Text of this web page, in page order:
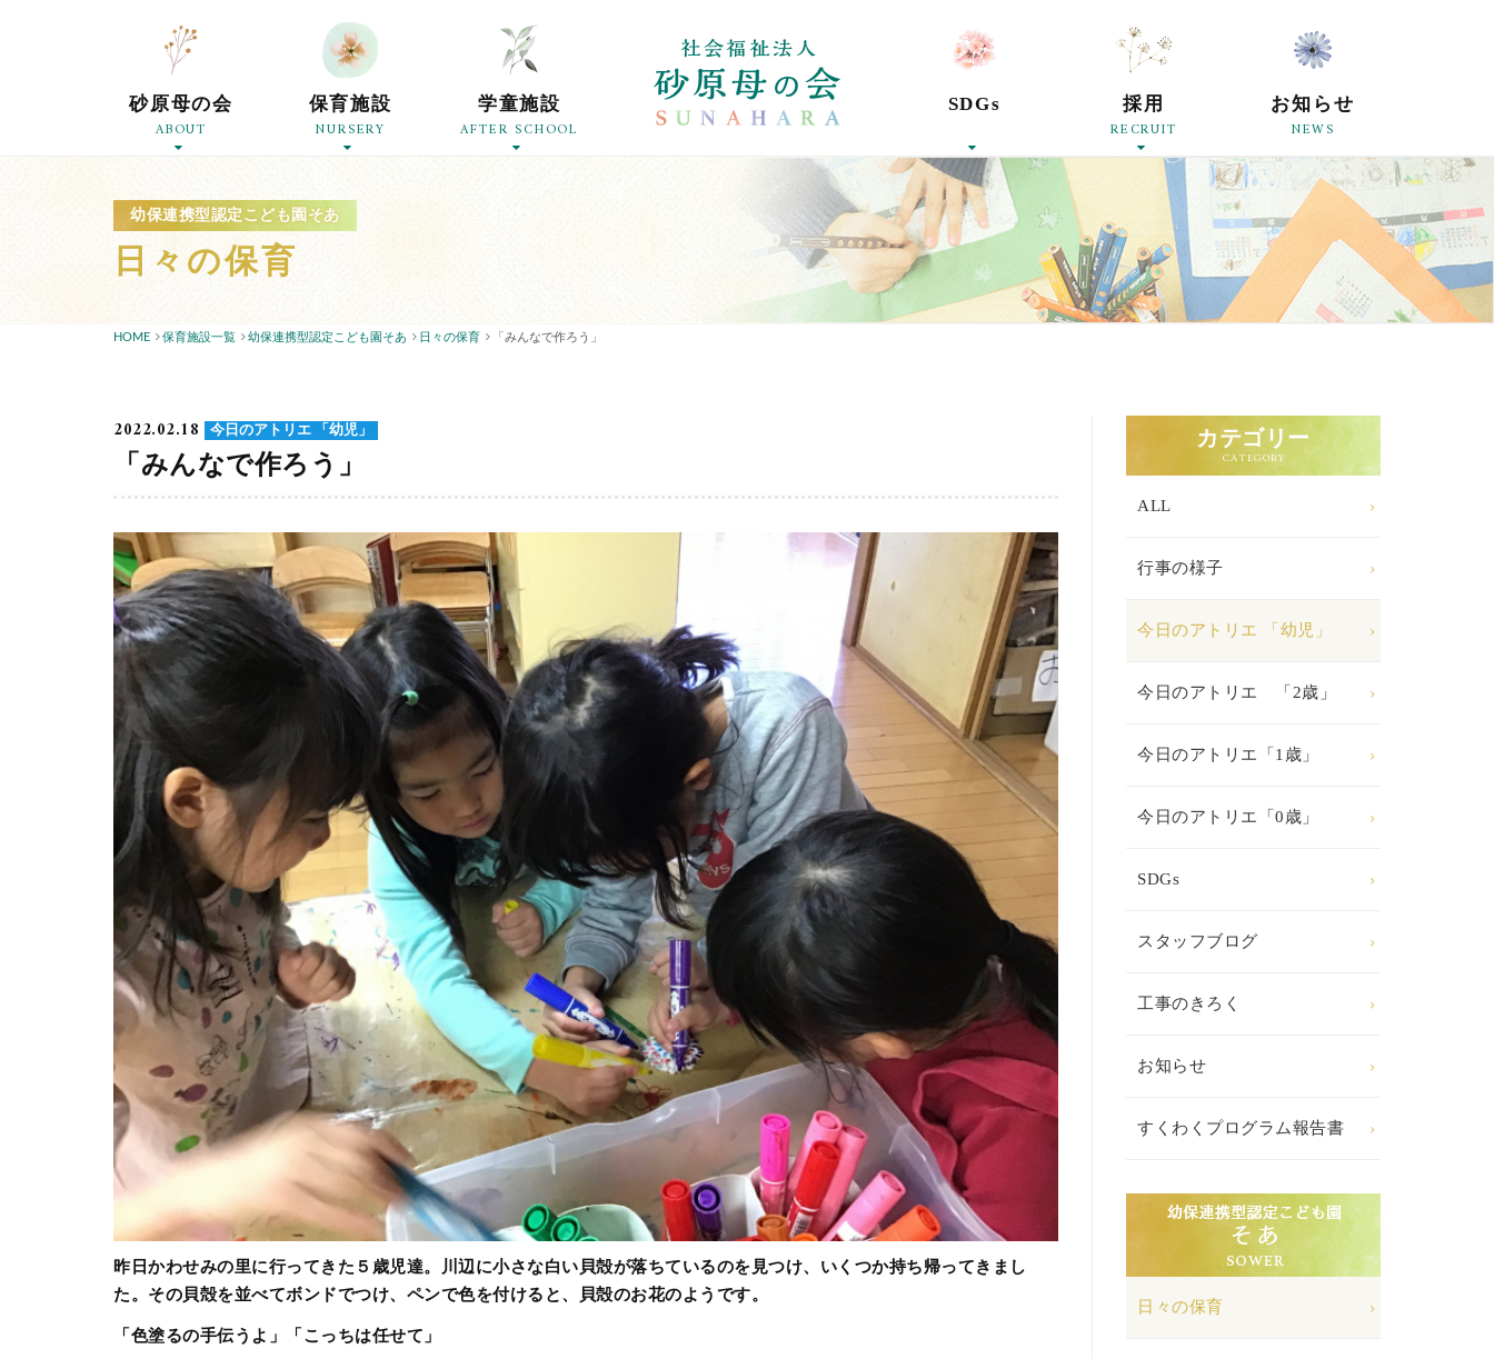
社会福祉法人砂原母の会
砂原母の会
ABOUT
保育施設
NURSERY
学童施設
AFTER SCHOOL
SDGs 採用
RECRUIT
お知らせ
NEWS
幼保連携型認定こども園そあ
日々の保育
HOME 保育施設一覧 幼保連携型認定こども園そあ 日々の保育 「みんなで作ろう」
カテゴリー
CATEGORY
ALL
行事の様子
今日のアトリエ 「幼児」
今日のアトリエ 「2歳」
今日のアトリエ「1歳」
今日のアトリエ「0歳」
SDGs
スタッフブログ
工事のきろく
お知らせ
すくわくプログラム報告書
日々の保育
2022.02.18 今日のアトリエ 「幼児」
「みんなで作ろう」
昨日かわせみの里に行ってきた５歳児達。川辺に小さな白い貝殻が落ちているのを見つけ、いくつか持ち帰ってきまし
た。その貝殻を並べてボンドでつけ、ペンで色を付けると、貝殻のお花のようです。
「色塗るの手伝うよ」「こっちは任せて」